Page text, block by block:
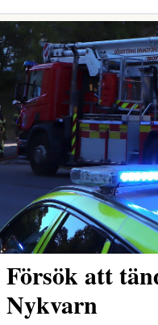
Försök att
Nykvarn